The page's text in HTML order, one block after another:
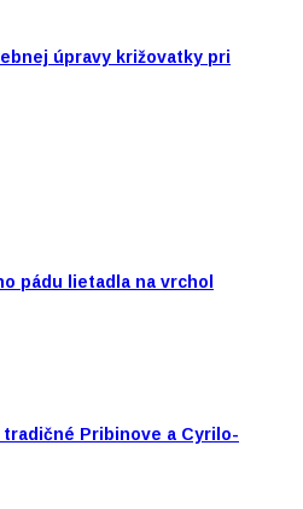
úpravy križovatky pri
pádu lietadla na vrchol
tradičné Pribinove a Cyrilo-